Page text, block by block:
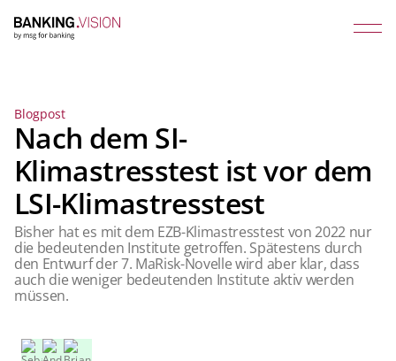
Blogpost
Nach dem SI-
Klimastresstest ist vor dem
LSI-Klimastresstest
Bisher hat es mit dem EZB-Klimastresstest von 2022 nur
die bedeutenden Institute getroffen. Spätestens durch
den Entwurf der 7. MaRisk-Novelle wird aber klar, dass
auch die weniger bedeutenden Institute aktiv werden
müssen.